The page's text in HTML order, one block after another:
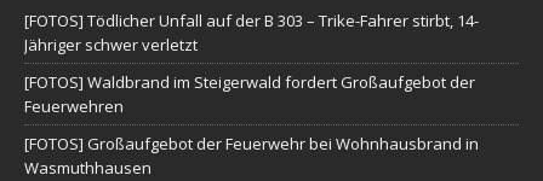
[FOTOS] Tödlicher Unfall auf der B 303 – Trike-Fahrer stirbt, 14-
Jähriger schwer verletzt
[FOTOS] Waldbrand im Steigerwald fordert Großaufgebot der
Feuerwehren
[FOTOS] Großaufgebot der Feuerwehr bei Wohnhausbrand in
Wasmuthhausen